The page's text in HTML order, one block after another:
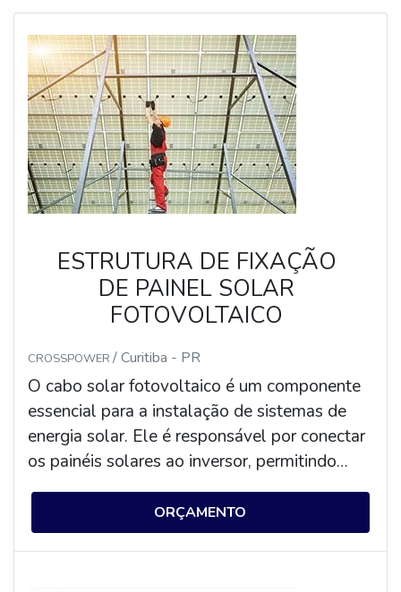
ESTRUTURA DE FIXAÇÃO
DE PAINEL SOLAR
FOTOVOLTAICO
CROSSPOWER / Curitiba - PR
O cabo solar fotovoltaico é um componente
essencial para a instalação de sistemas de
energia solar. Ele é responsável por conectar
os painéis solares ao inversor, permitindo
que a energia gerada seja convertida em
energia elétrica. O cabo solar fotovoltaico é
fabricado com materiais resistentes às
ORÇAMENTO